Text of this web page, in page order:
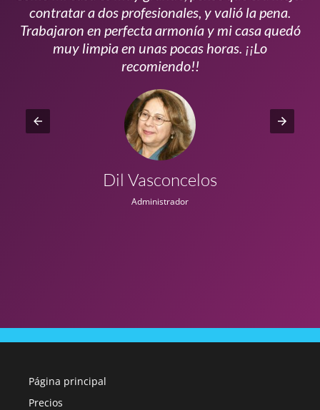
contratar a dos profesionales, y valió la pena.
Trabajaron en perfecta armonía y mi casa quedó
muy limpia en unas pocas horas. ¡¡Lo
recomiendo!!
Dil Vasconcelos
Administrador
Página principal
Precios